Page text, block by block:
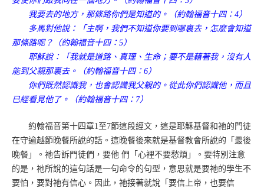
我要去的地方，那條路你們是知道的。（約翰福音十四：4）
多馬對他說：「主啊，我們不知道你要到哪裏去，怎麼會知道
那條路呢？（約翰福音十四：5）
耶穌說：「我就是道路、真理、生命；要不是藉著我，沒有人
能到父親那裏去。（約翰福音十四：6）
你們既然認識我，也會認識我父親的。從此你們認識他，而且
已經看見他了。（約翰福音十四：7）
約翰福音第十四章1至7節這段經文，這是耶穌基督和祂的門徒
在守逾越節晚餐所說的話。這晚餐後來就是基督教會所說的「最後
晚餐」。祂告訴門徒們，要他 們「心裡不要愁煩」。要特別注意
的是，祂所說的這句話是一句命令的句型，意思就是要祂的學生不
要怕，要對祂有信心。因此，祂接著就說「要信上帝，也要信